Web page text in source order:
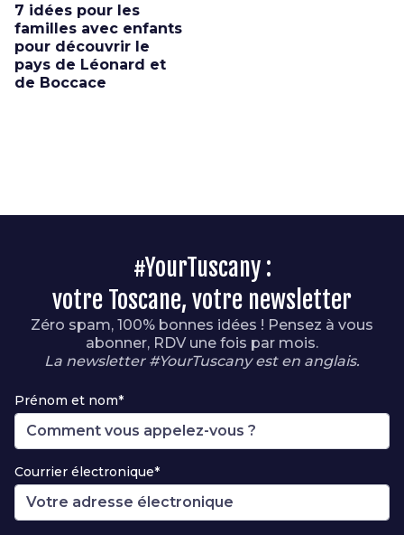
7 idées pour les
familles avec enfants
pour découvrir le
pays de Léonard et
de Boccace
#YourTuscany :
votre Toscane, votre newsletter
Zéro spam, 100% bonnes idées ! Pensez à vous
abonner, RDV une fois par mois.
La newsletter #YourTuscany est en anglais.
Prénom et nom*
Courrier électronique*